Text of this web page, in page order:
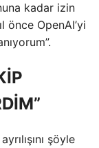
kadar izin
önce OpenAI’yi
şöyle